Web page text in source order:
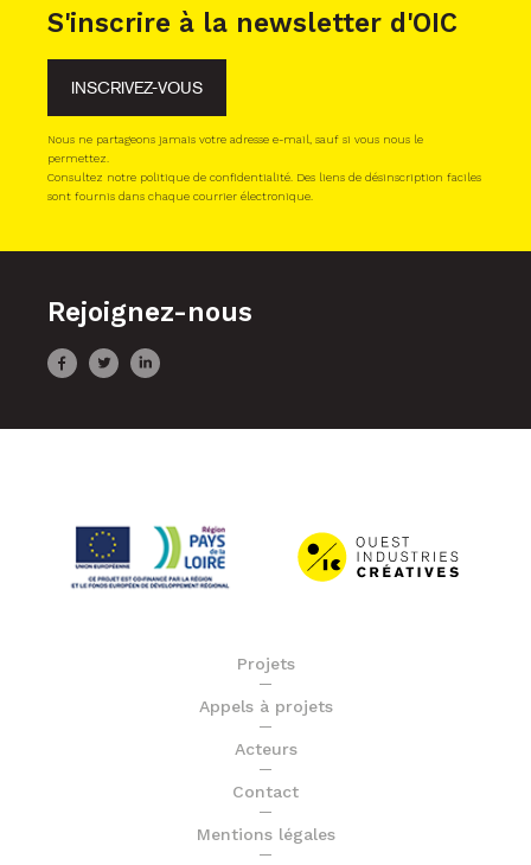
S'inscrire à la newsletter d'OIC
INSCRIVEZ-VOUS
Nous ne partageons jamais votre adresse e-mail, sauf si vous nous le
permettez.
Consultez notre politique de confidentialité. Des liens de désinscription faciles
sont fournis dans chaque courrier électronique.
Rejoignez-nous
Projets
Appels à projets
Acteurs
Contact
Mentions légales